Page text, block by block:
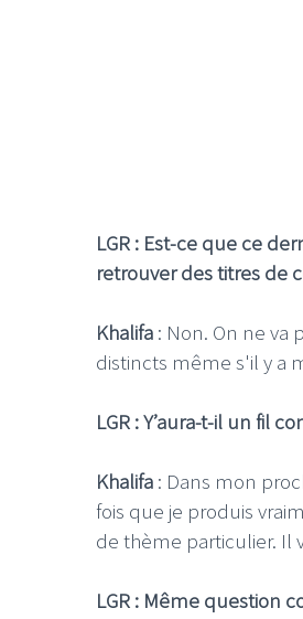
LGR : Est-ce que ce
retrouver des titres de
Khalifa : Non. On ne va
distincts même s'il y a
LGR : Y’aura-t-il un fil
Khalifa : Dans mon
fois que je produis
de thème particulier. Il
LGR : Même question